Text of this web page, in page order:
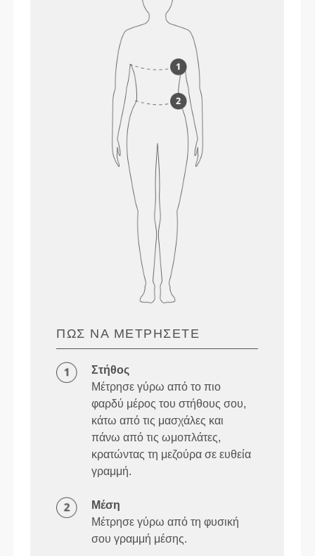
ΠΏΣ ΝΑ ΜΕΤΡΉΣΕΤΕ
Στήθος
Μέτρησε γύρω από το πιο
φαρδύ μέρος του στήθους σου,
κάτω από τις μασχάλες και
πάνω από τις ωμοπλάτες,
κρατώντας τη μεζούρα σε ευθεία
γραμμή.
Μέση
Μέτρησε γύρω από τη φυσική
σου γραμμή μέσης.